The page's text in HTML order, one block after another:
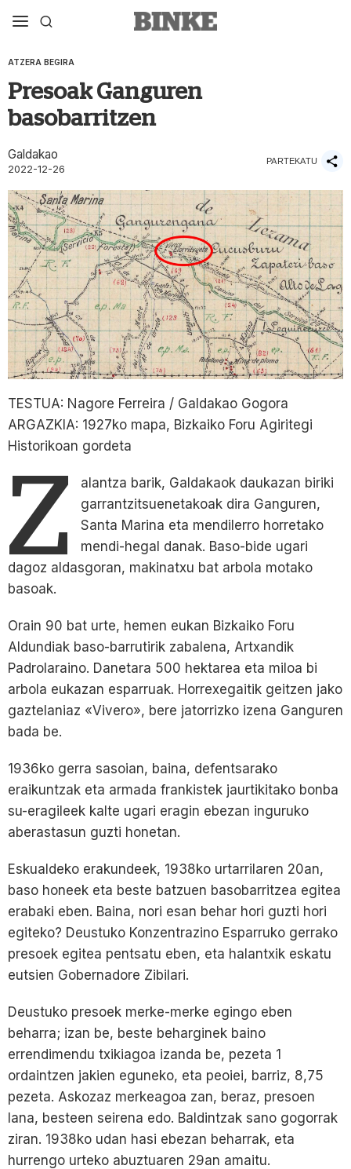
ATZERA BEGIRA
Presoak Ganguren
basobarritzen
Galdakao
2022-12-26
PARTEKATU
TESTUA: Nagore Ferreira / Galdakao Gogora
ARGAZKIA: 1927ko mapa, Bizkaiko Foru Agiritegi
Historikoan gordeta
Z
alantza barik, Galdakaok daukazan biriki
garrantzitsuenetakoak dira Ganguren,
Santa Marina eta mendilerro horretako
mendi-hegal danak. Baso-bide ugari
dagoz aldasgoran, makinatxu bat arbola motako
basoak.
Orain 90 bat urte, hemen eukan Bizkaiko Foru
Aldundiak baso-barrutirik zabalena, Artxandik
Padrolaraino. Danetara 500 hektarea eta miloa bi
arbola eukazan esparruak. Horrexegaitik geitzen jako
gaztelaniaz «Vivero», bere jatorrizko izena Ganguren
bada be.
1936ko gerra sasoian, baina, defentsarako
eraikuntzak eta armada frankistek jaurtikitako bonba
su-eragileek kalte ugari eragin ebezan inguruko
aberastasun guzti honetan.
Eskualdeko erakundeek, 1938ko urtarrilaren 20an,
baso honeek eta beste batzuen basobarritzea egitea
erabaki eben. Baina, nori esan behar hori guzti hori
egiteko? Deustuko Konzentrazino Esparruko gerrako
presoek egitea pentsatu eben, eta halantxik eskatu
eutsien Gobernadore Zibilari.
Deustuko presoek merke-merke egingo eben
beharra; izan be, beste beharginek baino
errendimendu txikiagoa izanda be, pezeta 1
ordaintzen jakien eguneko, eta peoiei, barriz, 8,75
pezeta. Askozaz merkeagoa zan, beraz, presoen
lana, besteen seirena edo. Baldintzak sano gogorrak
ziran. 1938ko udan hasi ebezan beharrak, eta
hurrengo urteko abuztuaren 29an amaitu.